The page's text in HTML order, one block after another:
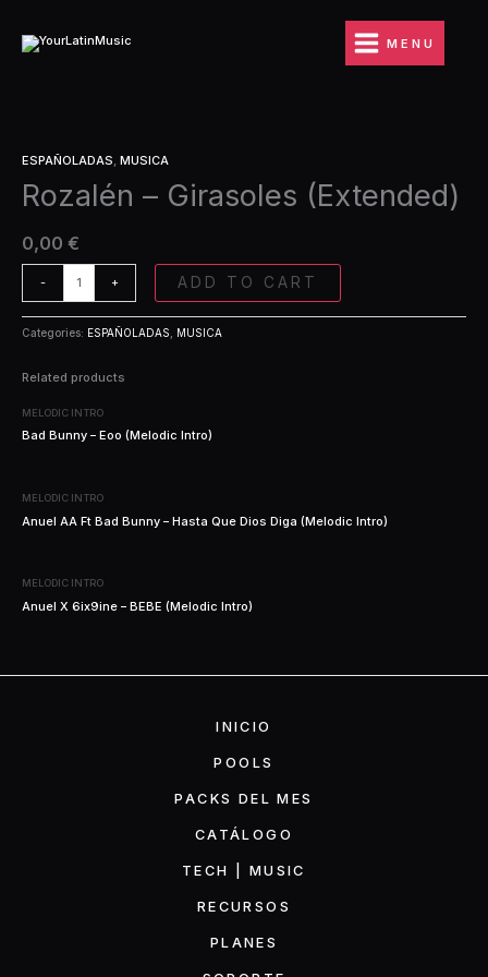
contenido
MENU
ESPAÑOLADAS, MUSICA
Rozalén – Girasoles (Extended)
0,00 €
-
-
Girasoles
(Extended)
+ ADD TO CART
Categories: ESPAÑOLADAS MUSICA
Related products
MELODIC INTRO
Bad Bunny – Eoo (Melodic Intro)
MELODIC INTRO
Anuel AA Ft Bad Bunny – Hasta Que Dios Diga (Melodic Intro)
MELODIC INTRO
Anuel X 6ix9ine – BEBE (Melodic Intro)
INICIO
POOLS
PACKS DEL MES
CATÁLOGO
TECH | MUSIC
RECURSOS
PLANES
quantity